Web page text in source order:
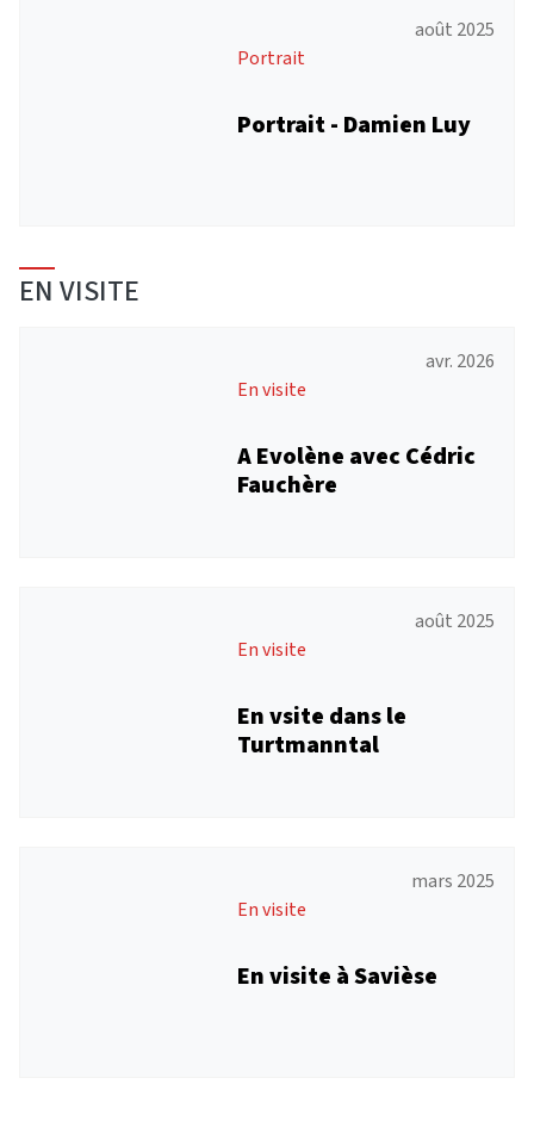
août 2025
Portrait
Portrait - Damien Luy
EN VISITE
avr. 2026
En visite
A Evolène avec Cédric
Fauchère
août 2025
En visite
En vsite dans le
Turtmanntal
mars 2025
En visite
En visite à Savièse